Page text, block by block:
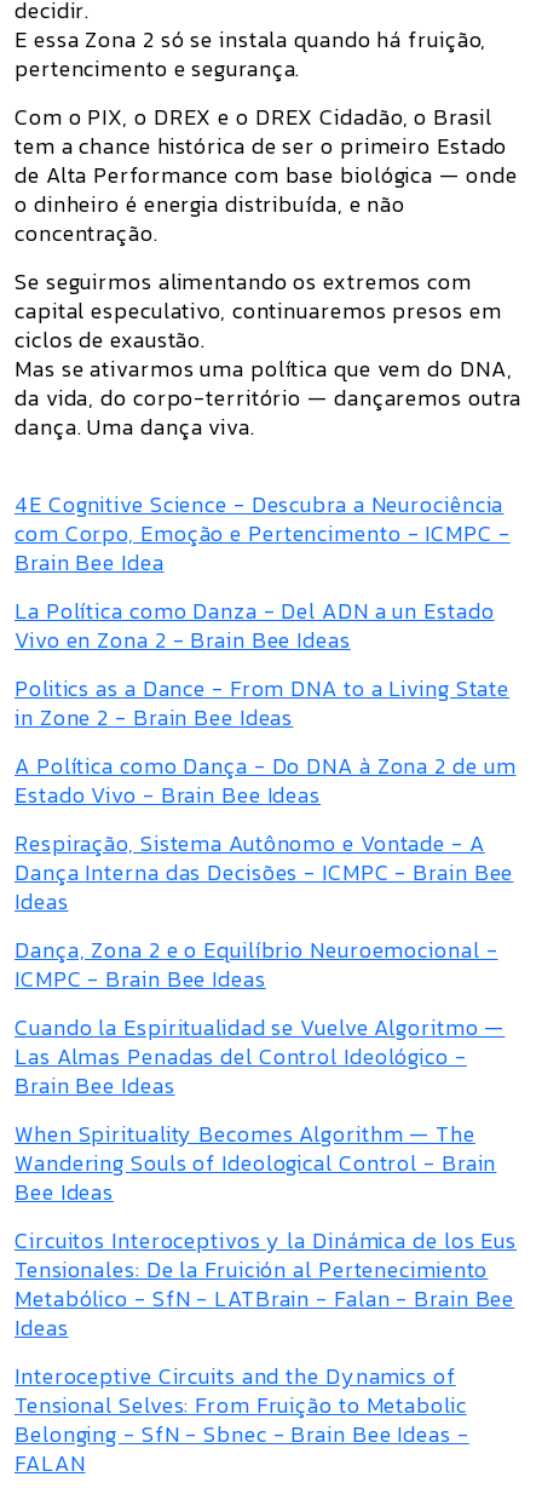
decidir.
E essa Zona 2 só se instala quando há fruição,
pertencimento e segurança.
Com o PIX, o DREX e o DREX Cidadão, o Brasil
tem a chance histórica deser o primeiro Estado
de Alta Performance com base biológica — onde
o dinheiro é energia distribuída, e não
concentração.
Se seguirmos alimentando os extremos com
capital especulativo, continuaremos presos em
ciclos de exaustão.
Mas se ativarmos uma política que vem do DNA,
da vida, do corpo-território — dançaremos outra
dança. Uma dança viva.
4E Cognitive Science - Descubra a Neurociência
com Corpo, Emoção e Pertencimento - ICMPC -
Brain Bee Idea
La Política como Danza - Del ADN a un Estado
Vivo en Zona 2 - Brain Bee Ideas
Politics as a Dance - From DNA to a Living State
in Zone 2 - Brain Bee Ideas
A Política como Dança - Do DNA à Zona 2 de um
Estado Vivo - Brain Bee Ideas
Respiração, Sistema Autônomo e Vontade - A
Dança Interna das Decisões - ICMPC - Brain Bee
Ideas
Dança, Zona 2 e o Equilíbrio Neuroemocional -
ICMPC - Brain Bee Ideas
Cuando la Espiritualidad se Vuelve Algoritmo —
Las Almas Penadas del Control Ideológico -
Brain Bee Ideas
When Spirituality Becomes Algorithm — The
Wandering Souls of Ideological Control - Brain
Bee Ideas
Circuitos Interoceptivos y la Dinámica de los Eus
Tensionales: De la Fruición al Pertenecimiento
Metabólico - SfN - LATBrain - Falan - Brain Bee
Ideas
Interoceptive Circuits and the Dynamics of
Tensional Selves: From Fruição to Metabolic
Belonging - SfN - Sbnec - Brain Bee Ideas -
FALAN